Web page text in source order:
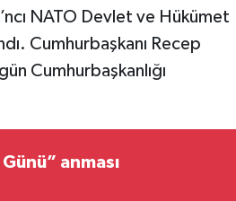
NATO Devlet ve Hükümet
Cumhurbaşkanı Recep
Cumhurbaşkanlığı
anması